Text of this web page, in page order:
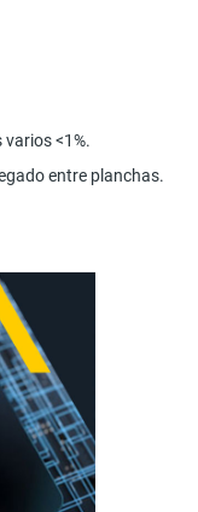
<1%.
entre planchas.